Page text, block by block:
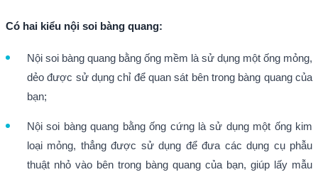
Có hai kiểu nội soi bàng quang:
Nội soi bàng quang bằng ống mềm là sử dụng một ống mỏng,
dẻo được sử dụng chỉ để quan sát bên trong bàng quang của
bạn;
Nội soi bàng quang bằng ống cứng là sử dụng một ống kim
loại mỏng, thẳng được sử dụng để đưa các dụng cụ phẫu
thuật nhỏ vào bên trong bàng quang của bạn, giúp lấy mẫu